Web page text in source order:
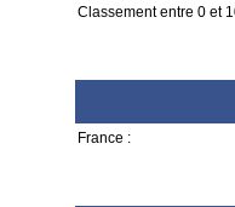
Classement entre 0 et
France :